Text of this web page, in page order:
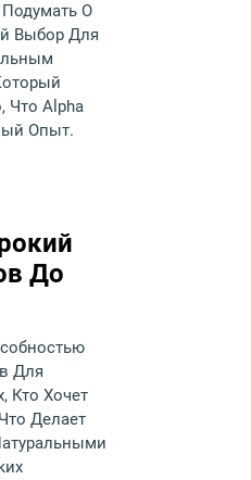
О
Выбор Для
Что Alpha
Опыт.
До
Для
Кто Хочет
Делает